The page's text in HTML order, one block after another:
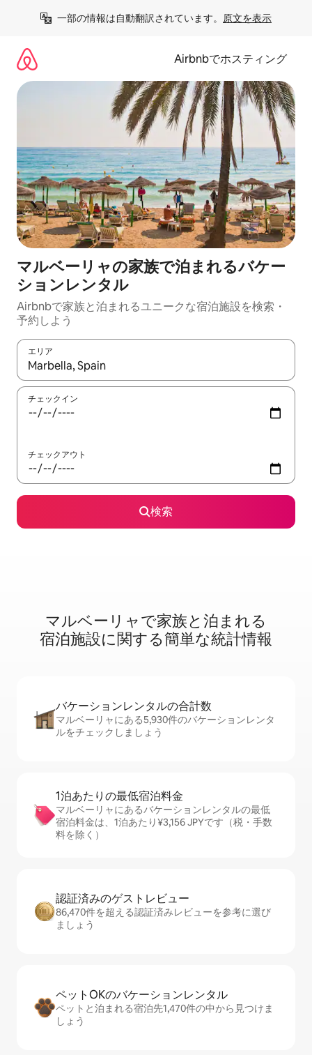
一部の情報は自動翻訳されています。 原文を表示
Airbnbでホスティング
マルベーリャの家族で泊まれるバケー
ションレンタル
Airbnbで家族と泊まれるユニークな宿泊施設を検索・
予約しよう
エリア
検索結果が表示されたら、上下の矢印キーを使って移動するか
チェックイン
チェックアウト
検索
マルベーリャで家⁠族⁠と泊⁠ま⁠れ⁠る
宿⁠泊⁠施⁠設⁠に関⁠す⁠る簡⁠単⁠な統⁠計⁠情⁠報
バケーションレ⁠ン⁠タ⁠ル⁠の合⁠計⁠数
マルベーリャにある5,930件のバケーションレンタ
ルをチェックしましょう
1泊あたりの最⁠低⁠宿⁠泊⁠料⁠金
マルベーリャにあるバケーションレンタルの最低
宿泊料金は、1泊あたり¥3,156 JPYです（税・手数
料を除く）
認証済みのゲ⁠ス⁠ト⁠レ⁠ビ⁠ュ⁠ー
86,470件を超える認証済みレビューを参考に選び
ましょう
ペットOKのバ⁠ケ⁠ー⁠シ⁠ョ⁠ンレ⁠ン⁠タ⁠ル
ペットと泊まれる宿泊先1,470件の中から見つけま
しょう